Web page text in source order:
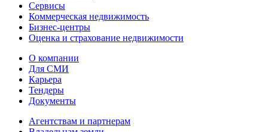
Сервисы
Коммерческая недвижимость
Бизнес-центры
Оценка и страхование недвижимости
О компании
Для СМИ
Карьера
Тендеры
Документы
Агентствам и партнерам